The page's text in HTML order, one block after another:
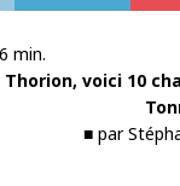
6 min.
voici 10
■ par